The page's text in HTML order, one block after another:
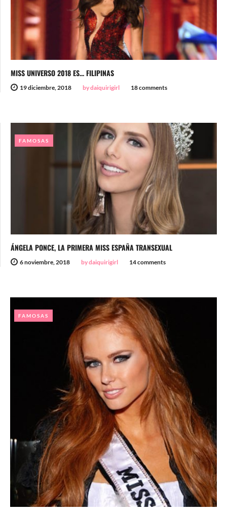
MISS UNIVERSO 2018 ES... FILIPINAS
19 diciembre, 2018 by daiquirigirl 18 comments
ÁNGELA PONCE, LA PRIMERA MISS ESPAÑA TRANSEXUAL
6 noviembre, 2018 by daiquirigirl 14 comments
FAMOSAS
FAMOSAS